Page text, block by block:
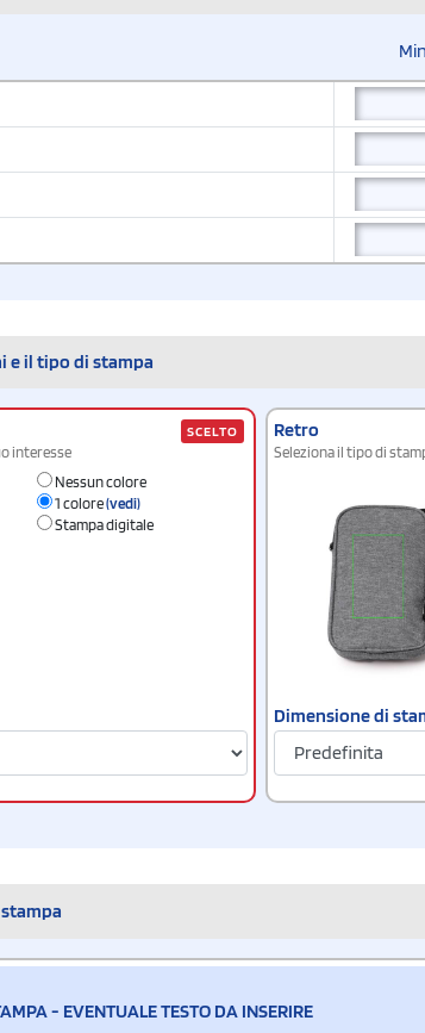
e il tipo di stampa
interesse
Nessun colore
1 colore(vedi)
Stampa digitale
SCELTO Retro
Seleziona il tipo di
Dimensione di
- EVENTUALE TESTO DA INSERIRE